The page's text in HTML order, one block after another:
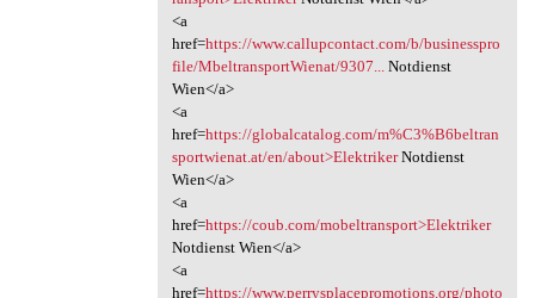
<a
href=https://www.callupcontact.com/b/businesspro
file/MbeltransportWienat/9307...Notdienst
Wien</a>
<a
href=https://globalcatalog.com/m%C3%B6beltran
sportwienat.at/en/about>ElektrikerNotdienst
Wien</a>
<a
href=https://coub.com/mobeltransport>Elektriker
Notdienst Wien</a>
<a
href=https://www.perrysplacepromotions.org/photo